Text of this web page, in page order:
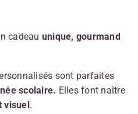
cadeau unique, gourmand
sont parfaites
scolaire. Elles font naître
.